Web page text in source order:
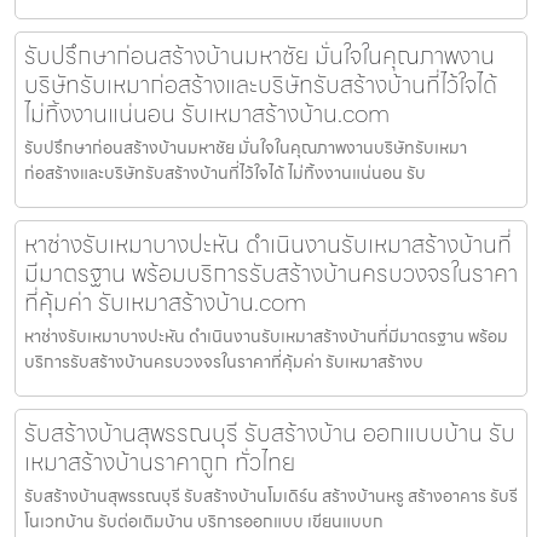
รับปรึกษาก่อนสร้างบ้านมหาชัย มั่นใจในคุณภาพงาน
บริษัทรับเหมาก่อสร้างและบริษัทรับสร้างบ้านที่ไว้ใจได้
ไม่ทิ้งงานแน่นอน รับเหมาสร้างบ้าน.com
รับปรึกษาก่อนสร้างบ้านมหาชัย มั่นใจในคุณภาพงานบริษัทรับเหมา
ก่อสร้างและบริษัทรับสร้างบ้านที่ไว้ใจได้ ไม่ทิ้งงานแน่นอน รับ
หาช่างรับเหมาบางปะหัน ดำเนินงานรับเหมาสร้างบ้านที่
มีมาตรฐาน พร้อมบริการรับสร้างบ้านครบวงจรในราคา
ที่คุ้มค่า รับเหมาสร้างบ้าน.com
หาช่างรับเหมาบางปะหัน ดำเนินงานรับเหมาสร้างบ้านที่มีมาตรฐาน พร้อม
บริการรับสร้างบ้านครบวงจรในราคาที่คุ้มค่า รับเหมาสร้างบ
รับสร้างบ้านสุพรรณบุรี รับสร้างบ้าน ออกแบบบ้าน รับ
เหมาสร้างบ้านราคาถูก ทั่วไทย
รับสร้างบ้านสุพรรณบุรี รับสร้างบ้านโมเดิร์น สร้างบ้านหรู สร้างอาคาร รับรี
โนเวทบ้าน รับต่อเติมบ้าน บริการออกแบบ เขียนแบบก